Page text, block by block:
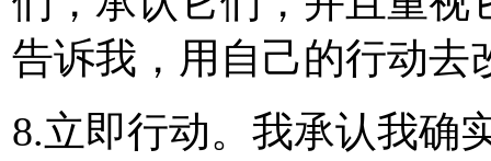
告诉我，用自己的行动去
8.立即行动。我承认我确